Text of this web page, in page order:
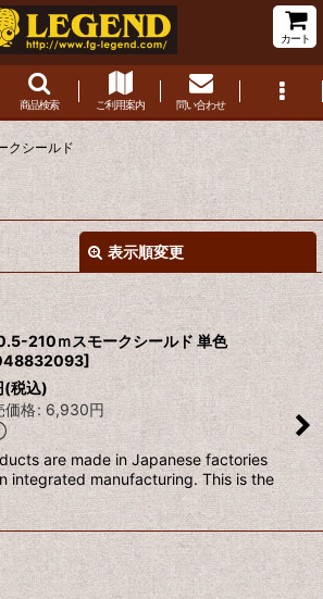
カート
商品検索 ご利用案内 問い合わせ
クシールド
表示順変更
絞り込む
210ｍスモークシールド 単色
]
(税込)
価格: 6,930円
are made in Japanese factories
integrated manufacturing. This is the